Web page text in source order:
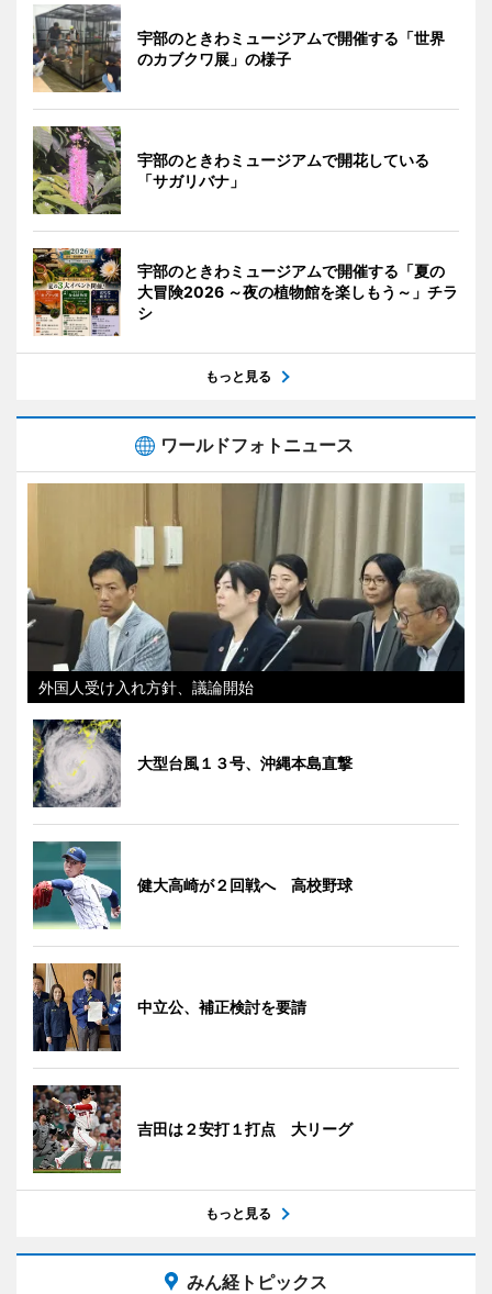
宇部のときわミュージアムで開催する「世界
のカブクワ展」の様子
宇部のときわミュージアムで開花している
「サガリバナ」
宇部のときわミュージアムで開催する「夏の
大冒険2026 ～夜の植物館を楽しもう～」チラ
シ
もっと見る
ワールドフォトニュース
外国人受け入れ方針、議論開始
大型台風１３号、沖縄本島直撃
健大高崎が２回戦へ 高校野球
中立公、補正検討を要請
吉田は２安打１打点 大リーグ
もっと見る
みん経トピックス